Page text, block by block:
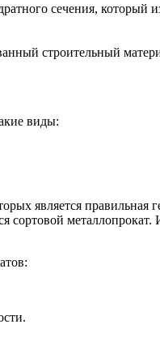
сечения, который
строительный
виды:
является правильная
сортовой